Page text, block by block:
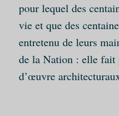
pour lequel des
vie et que des
entretenu de leurs
de la Nation : elle fait
d’œuvre